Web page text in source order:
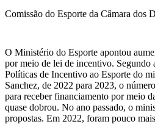
Comissão do Esporte da Câmara dos
O Ministério do Esporte apontou
por meio de lei de incentivo. Segundo
Políticas de Incentivo ao Esporte do
Sanchez, de 2022 para 2023, o
para receber financiamento por meio
quase dobrou. No ano passado, o
propostas. Em 2022, foram pouco